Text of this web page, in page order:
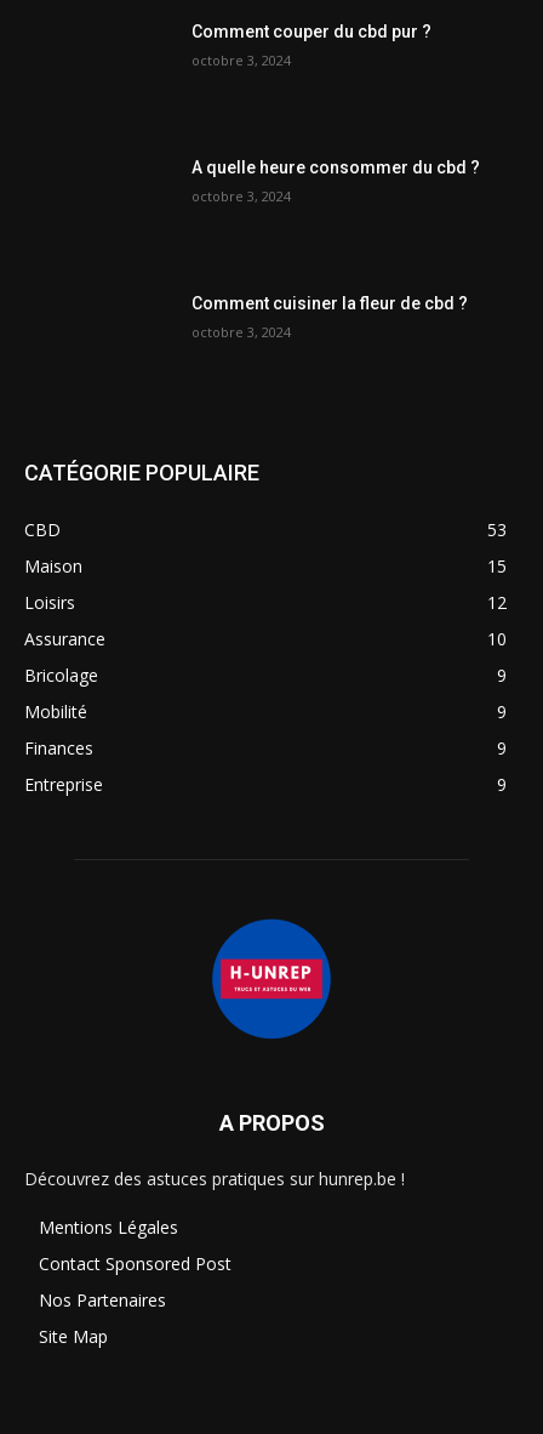
Comment couper du cbd pur ?
octobre 3, 2024
A quelle heure consommer du cbd ?
octobre 3, 2024
Comment cuisiner la fleur de cbd ?
octobre 3, 2024
CATÉGORIE POPULAIRE
CBD
53
Maison
15
Loisirs
12
Assurance
10
Bricolage
9
Mobilité
9
Finances
9
Entreprise
9
A PROPOS
Découvrez des astuces pratiques sur hunrep.be !
Mentions Légales
Contact Sponsored Post
Nos Partenaires
Site Map